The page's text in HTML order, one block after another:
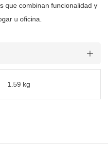
que combinan funcionalidad y
u oficina.
1.59 kg